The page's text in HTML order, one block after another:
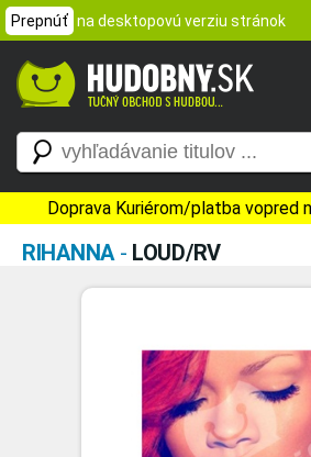
Prepnúť na desktopovú verziu stránok
Doprava Kuriérom/platba vopred
RIHANNA- LOUD/RV